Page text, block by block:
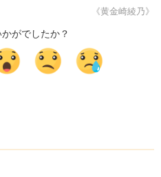
《黄金崎綾乃》
がでしたか？